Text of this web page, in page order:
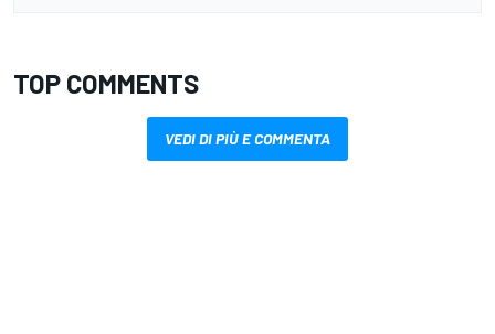
TOP COMMENTS
VEDI DI PIÙ E COMMENTA